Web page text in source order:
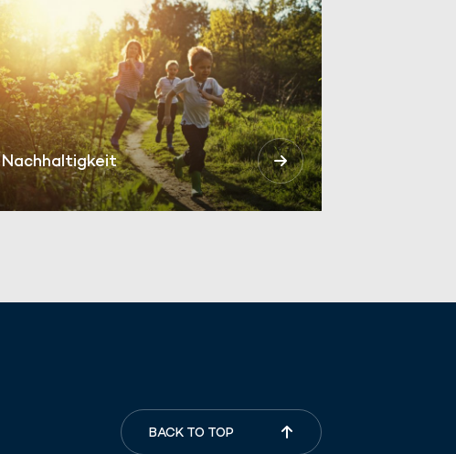
Nachhaltigkeit
BACK TO TOP